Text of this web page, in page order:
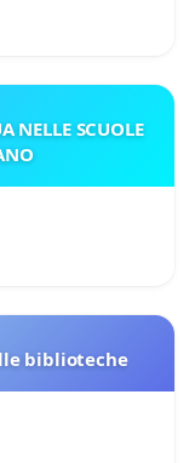
NELLE SCUOLE
biblioteche